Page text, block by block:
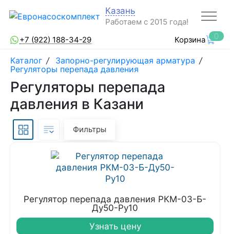
Казань
Работаем с 2015 года!
+7 (922) 188-34-29
Корзина 0
Каталог / Запорно-регулирующая арматура /
Регуляторы перепада давления
Регуляторы перепада
давления в Казани
Фильтры
Регулятор перепада давления РКМ-03-Б-
Ду50-Ру10
Узнать цену